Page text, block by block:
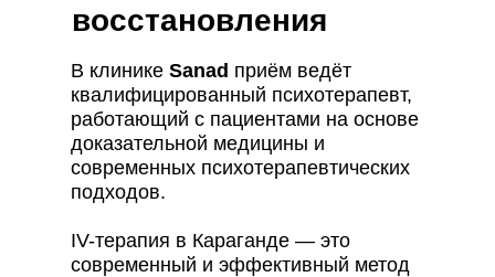
восстановления
В клинике Sanad приём ведёт
квалифицированный психотерапевт,
работающий с пациентами на основе
доказательной медицины и
современных психотерапевтических
подходов.
IV-терапия в Караганде — это
современный и эффективный метод